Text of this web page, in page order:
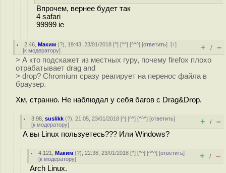
Впрочем, вернее будет так
4 safari
99999 ie
2.46 ,Маким (?), 19:43, 23/01/2018 [^] [^^] [^^^] [ответить][↑]
[к модератору] + / –
> А кто подскажет из местных гуру, почему firefox плохо
отрабатывает drag and
> drop? Chromium сразу реагирует на перенос файла в
браузер.
Хм, странно. Не наблюдал у себя багов с Drag&Drop.
3.98 ,suslikk (?), 21:05, 23/01/2018 [^] [^^] [^^^] [ответить]
[к модератору] + / –
А вы Linux пользуетесь??? Или Windows?
4.121 ,Маким (?), 22:38, 23/01/2018 [^] [^^] [^^^] [ответить]
[к модератору] + / –
Arch Linux.